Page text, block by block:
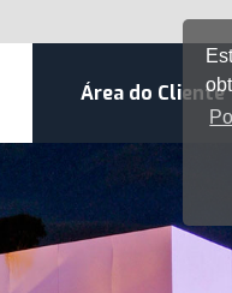
Área do Cliente